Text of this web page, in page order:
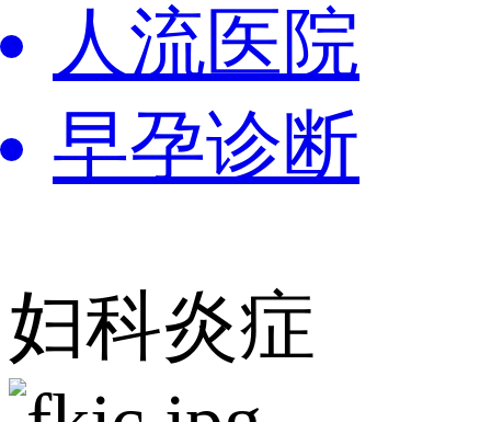
人流医院
早孕诊断
妇科炎症